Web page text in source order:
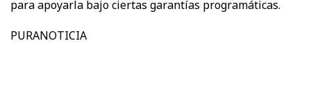
para apoyarla bajo ciertas garantías programáticas.
PURANOTICIA